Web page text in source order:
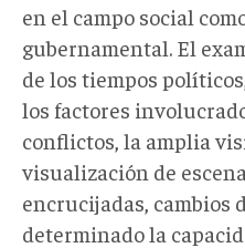
en el campo social
gubernamental. El
de los tiempos
los factores
conflictos, la amplia
visualización de
encrucijadas, cambios
determinado la